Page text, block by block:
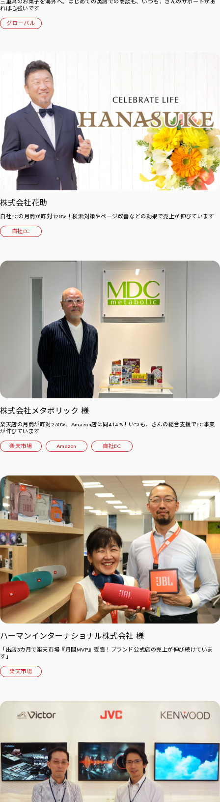
れば心強いです
グローバル
株式会社花助
自社ECの月商が昨対128%！検索対策やページ改善などの効果で売上が伸びています
自社EC
株式会社メタボリック 様
楽天店の月商が昨対250%、Amazon店は同414%！いつも．さんの総合支援でEC事業
が伸びています
楽天市場
Amazon 自社EC
ハーマンインターナショナル株式会社 様
「出店3カ月で楽天市場『月間MVP』受賞！ブランド公式店の売上が伸び続けていま
す」
楽天市場